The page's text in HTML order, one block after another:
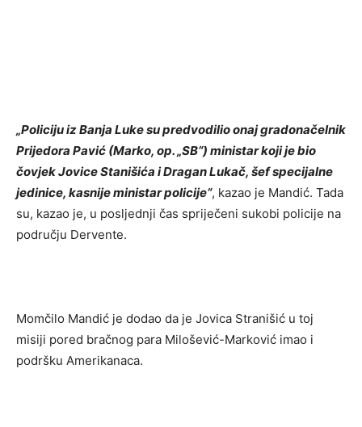
„Policiju iz Banja Luke su predvodilio onaj gradonačelnik
Prijedora Pavić (Marko, op. „SB“) ministar koji je bio
čovjek Jovice Stanišića i Dragan Lukač, šef specijalne
jedinice, kasnije ministar policije“, kazao je Mandić. Tada
su, kazao je, u posljednji čas spriječeni sukobi policije na
području Dervente.
Momčilo Mandić je dodao da je Jovica Stranišić u toj
misiji pored bračnog para Milošević-Marković imao i
podršku Amerikanaca.